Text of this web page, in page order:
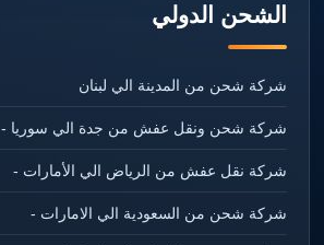
الشحن الدولي
شركة شحن من المدينة الي لبنان
شركة شحن ونقل عفش من جدة الي سوريا -
شركة نقل عفش من الرياض الي الأمارات -
شركة شحن من السعودية الي الامارات -